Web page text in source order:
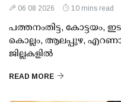
06 08 2026 10 mins read
പത്തനംതിട്ട, കോട്ടയം,
കൊല്ലം, ആലപ്പുഴ,
ജില്ലകളില്‍
READ MORE